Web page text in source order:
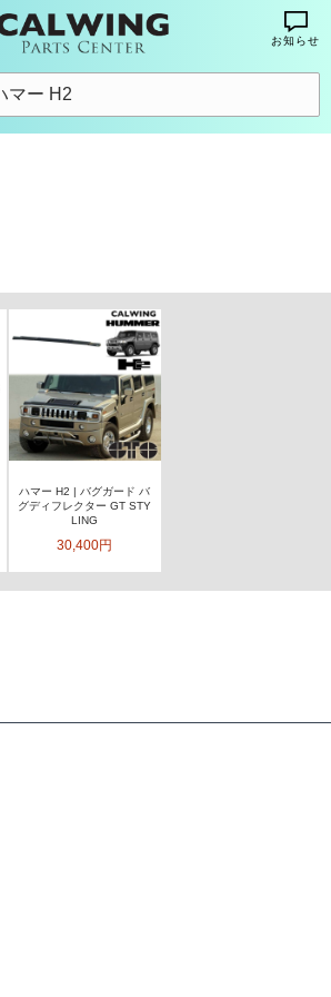
お知らせ
ハマー H2 | バグガード バ
グディフレクター GT STY
LING
30,400円